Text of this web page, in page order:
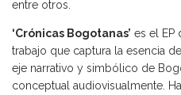
entre otros.
‘Crónicas Bogotanas’ es el EP
trabajo que captura la esencia
eje narrativo y simbólico de
conceptual audiovisualmente.